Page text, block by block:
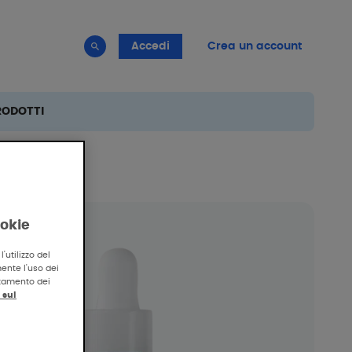
Accedi Crea un account
del
l'uso dei
dei